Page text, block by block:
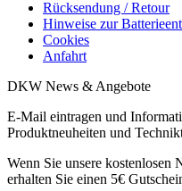
Rücksendung / Retour
Hinweise zur
Cookies
Anfahrt
DKW News & Angebote
E-Mail eintragen und
Produktneuheiten und
Wenn Sie unsere kostenlosen
erhalten Sie einen 5€